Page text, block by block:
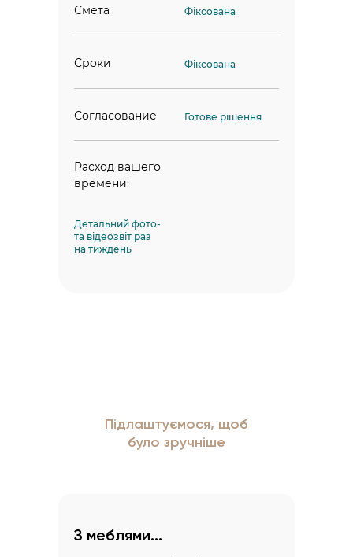
Смета
Сроки
Согласование
Расход вашего
времени:
Готове рішення
Детальний фото-
та відеозвіт раз
на тиждень
Фіксована
Фіксована
Підлаштуємося, щоб
було зручніше
З меблями...